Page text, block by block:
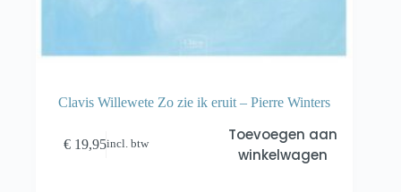
Clavis Willewete Zo zie ik eruit – Pierre Winters
€ 19,95incl. btw
Toevoegen aan
winkelwagen